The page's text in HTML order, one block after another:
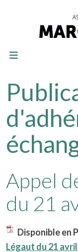
Appel
du 21
Disponible en
Légaut du 21